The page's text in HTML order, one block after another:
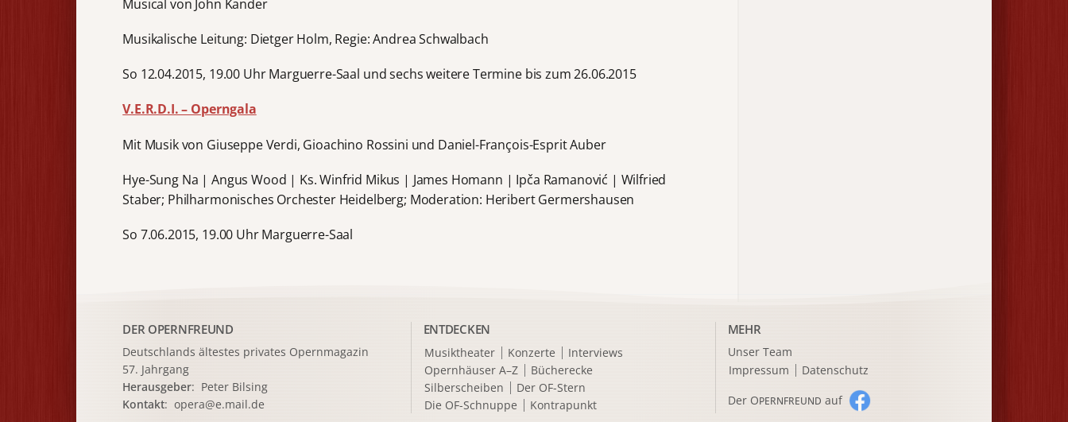
Musical von John Kander
Musikalische Leitung: Dietger Holm, Regie: Andrea Schwalbach
So 12.04.2015, 19.00 Uhr Marguerre-Saal und sechs weitere Termine bis zum 26.06.2015
V.E.R.D.I. – Operngala
Mit Musik von Giuseppe Verdi, Gioachino Rossini und Daniel-François-Esprit Auber
Hye-Sung Na | Angus Wood | Ks. Winfrid Mikus | James Homann | Ipča Ramanović | Wilfried
Staber; Philharmonisches Orchester Heidelberg; Moderation: Heribert Germershausen
So 7.06.2015, 19.00 Uhr Marguerre-Saal
DER OPERNFREUND
Deutschlands ältestes privates Opernmagazin
57. Jahrgang
Herausgeber: Peter Bilsing
Kontakt:opera@e.mail.de
ENTDECKEN
Musiktheater Konzerte
Interviews
Opernhäuser A–Z
Bücherecke
Silberscheiben
Der OF-Stern
Die OF-Schnuppe
Kontrapunkt
MEHR
Unser Team
Impressum
Datenschutz
Der OPERNFREUND auf